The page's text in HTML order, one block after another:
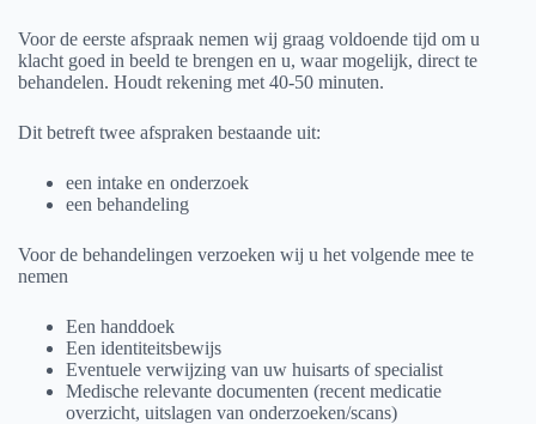
Voor de eerste afspraak nemen wij graag voldoende tijd om u
klacht goed in beeld te brengen en u, waar mogelijk, direct te
behandelen. Houdt rekening met 40-50 minuten.
Dit betreft twee afspraken bestaande uit:
een intake en onderzoek
een behandeling
Voor de behandelingen verzoeken wij u het volgende mee te
nemen
Een handdoek
Een identiteitsbewijs
Eventuele verwijzing van uw huisarts of specialist
Medische relevante documenten (recent medicatie
overzicht, uitslagen van onderzoeken/scans)